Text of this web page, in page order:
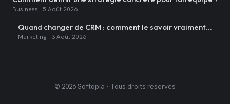
Business · 5 Août 2026
Quand changer de CRM : comment le savoir vraiment…
Marketing · 3 Août 2026
© 2026 Softopia · Tous droits réservés